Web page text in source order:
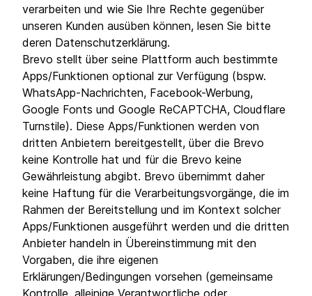
verarbeiten und wie Sie Ihre Rechte gegenüber
unseren Kunden ausüben können, lesen Sie bitte
deren Datenschutzerklärung.
Brevo stellt über seine Plattform auch bestimmte
Apps/Funktionen optional zur Verfügung (bspw.
WhatsApp-Nachrichten, Facebook-Werbung,
Google Fonts und Google ReCAPTCHA, Cloudflare
Turnstile). Diese Apps/Funktionen werden von
dritten Anbietern bereitgestellt, über die Brevo
keine Kontrolle hat und für die Brevo keine
Gewährleistung abgibt. Brevo übernimmt daher
keine Haftung für die Verarbeitungsvorgänge, die im
Rahmen der Bereitstellung und im Kontext solcher
Apps/Funktionen ausgeführt werden und die dritten
Anbieter handeln in Übereinstimmung mit den
Vorgaben, die ihre eigenen
Erklärungen/Bedingungen vorsehen (gemeinsame
Kontrolle, alleinige Verantwortliche oder